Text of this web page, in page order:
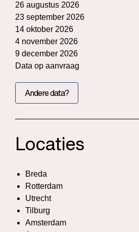
26 augustus 2026
23 september 2026
14 oktober 2026
4 november 2026
9 december 2026
Data op aanvraag
Andere data?
Locaties
Breda
Rotterdam
Utrecht
Tilburg
Amsterdam